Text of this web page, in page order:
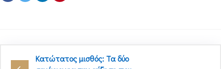
Κατώτατος μισθός: Τα δύο